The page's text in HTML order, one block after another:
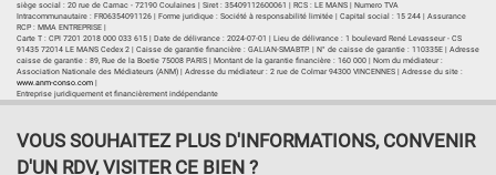
siège social : 20 rue de Carnac - 72190 Coulaines | Siret : 35409112600061 | RCS : LE MANS | Numero TVA
Intracommunautaire : FR06354091126 | Forme juridique : Société à responsabilité limitée | Capital social : 15 244 | Assurance
RCP : MMA ENTREPRISE |
Carte T : CPI 7201 2018 000 033 615 | Date de délivrance : 2024-07-01 | Lieu de délivrance : 1 boulevard René Levasseur - CS
91435 72014 LE MANS Cedex 2 | Caisse de garantie financière : GALIAN-SMABTP. | N° de caisse de garantie : 110335E | Adresse
caisse de garantie : 89, Rue de la Boetie 75008 PARIS | Montant de la garantie financière : 160 000 | Nom du médiateur :
Association Nationale des Médiateurs (ANM) | Adresse du médiateur : 2 rue de Colmar 94300 VINCENNES | Adresse du site :
www.anm-conso.com
Entreprise juridiquement et financièrement indépendante
VOUS SOUHAITEZ PLUS D'INFORMATIONS, CONVENIR
D'UN RDV, VISITER CE BIEN ?